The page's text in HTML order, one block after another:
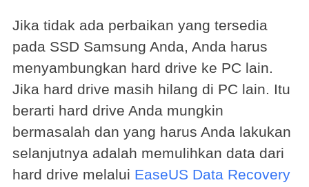
Jika tidak ada perbaikan yang tersedia
pada SSD Samsung Anda, Anda harus
menyambungkan hard drive ke PC lain.
Jika hard drive masih hilang di PC lain. Itu
berarti hard drive Anda mungkin
bermasalah dan yang harus Anda lakukan
selanjutnya adalah memulihkan data dari
hard drive melalui EaseUS Data Recovery